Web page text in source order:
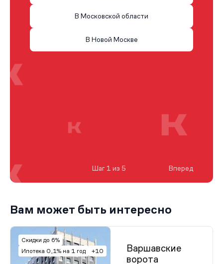
В Московской области
В Новой Москве
Шаг 1 из 5 Вперед
Вам может быть интересно
Скидки до 6%
Ипотека 0,1% на 1 год
+10
Варшавские
ворота